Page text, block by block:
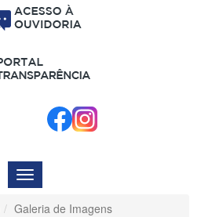
Menu
de
Navegação
Galeria de Imagens